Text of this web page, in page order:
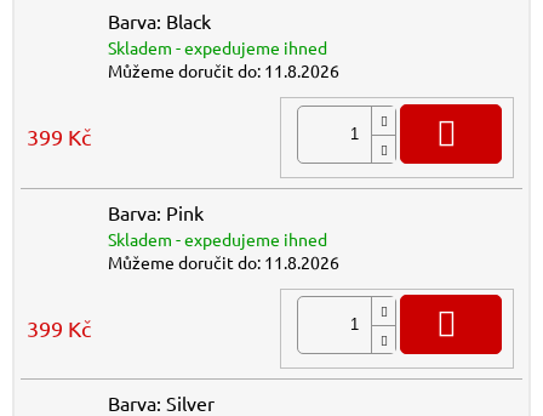
Barva: Black
Skladem - expedujeme ihned
Můžeme doručit do: 11.8.2026
399 Kč
Barva: Pink
Skladem - expedujeme ihned
Můžeme doručit do: 11.8.2026
399 Kč
Barva: Silver